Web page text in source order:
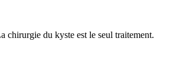
chirurgie du kyste est le seul traitement.